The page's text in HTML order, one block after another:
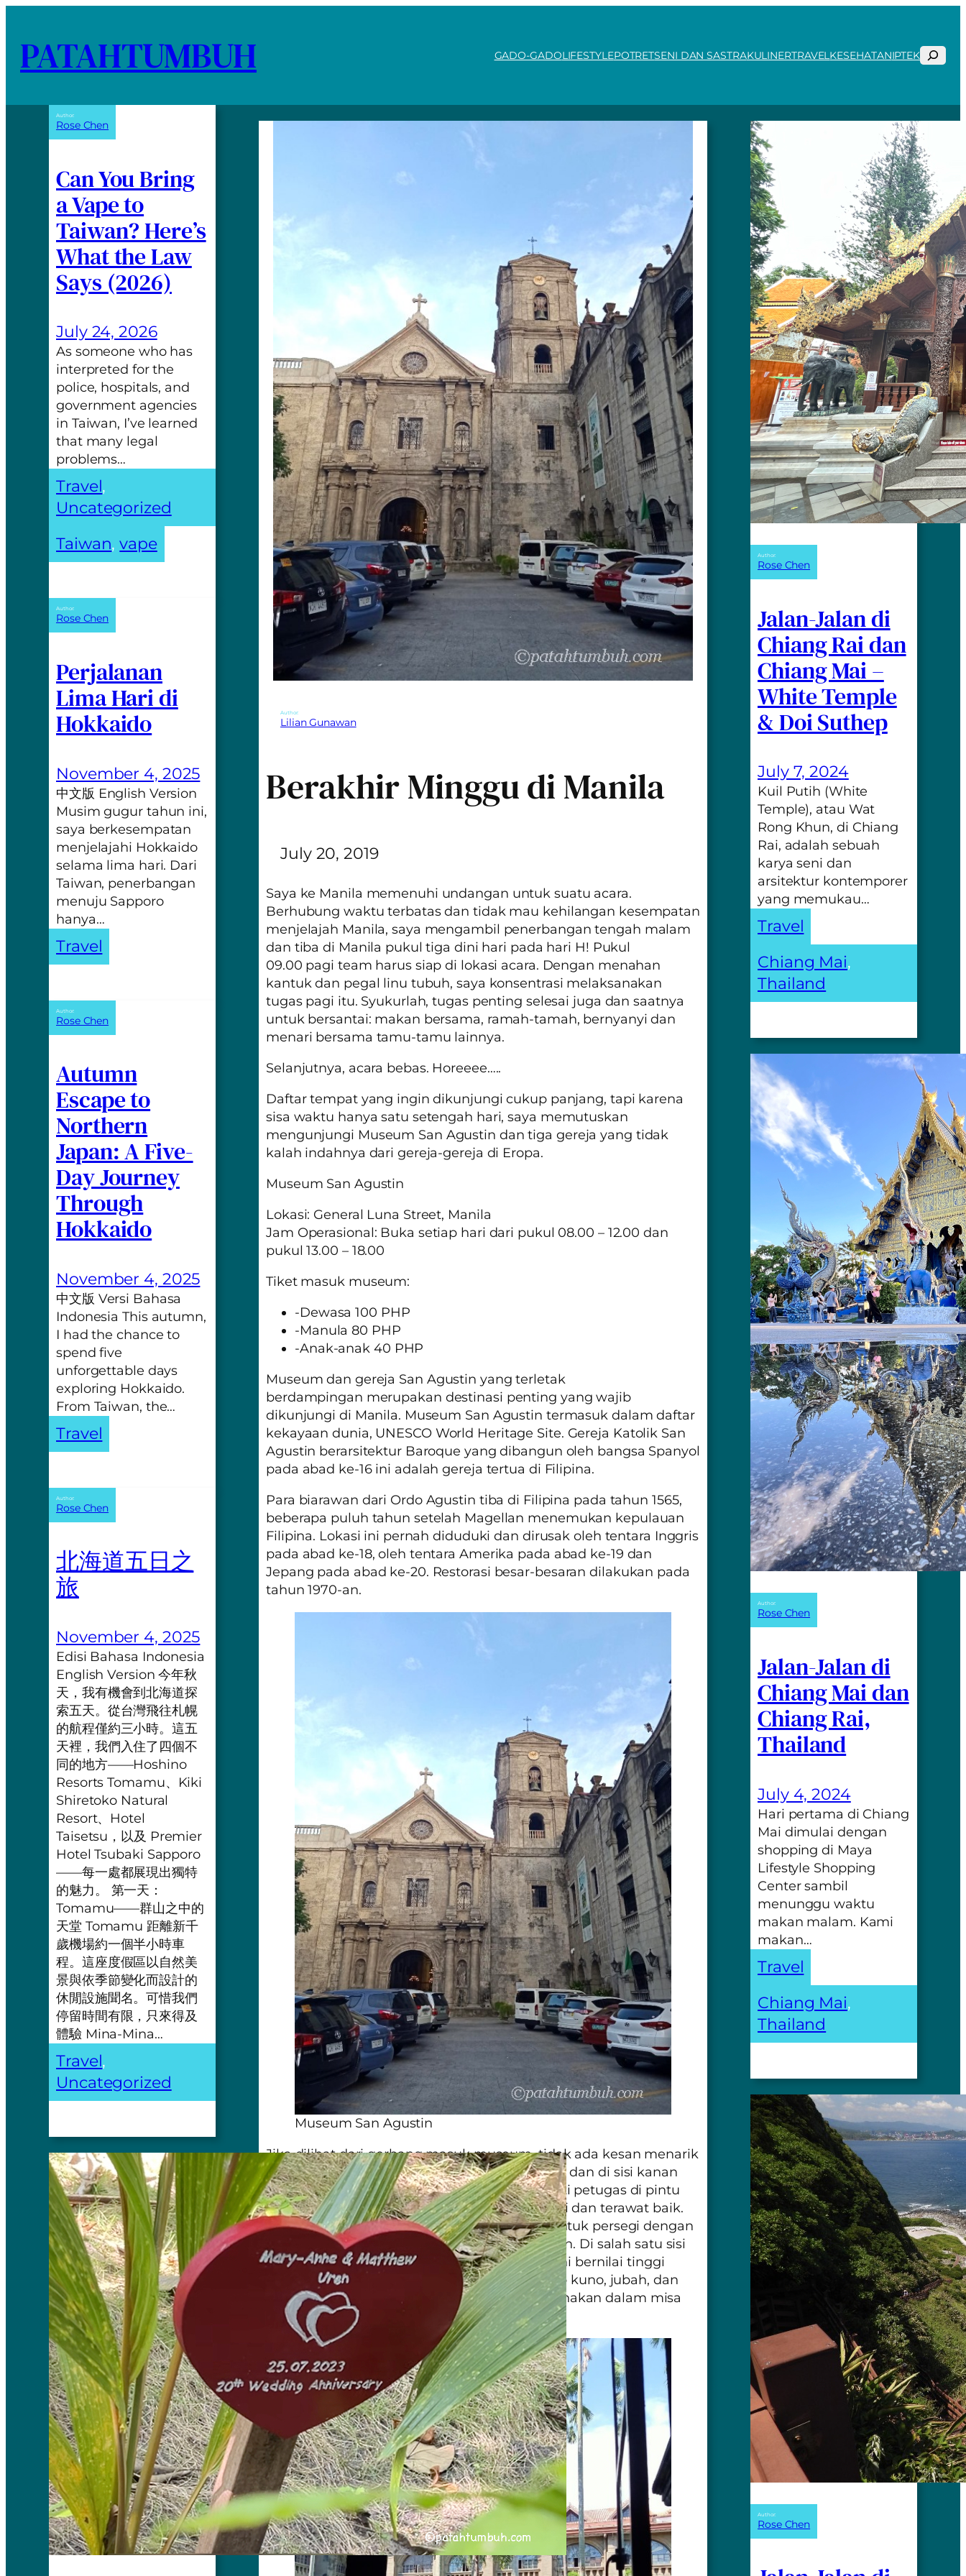
PATAHTUMBUH GADO-GADOLIFESTYLEPOTRETSENI DAN SASTRAKULINERTRAVELKESEHATANIPTEKSearch
Author:
Rose Chen
Can You Bring
a Vape to
Taiwan? Here’s
What the Law
Says (2026)
July 24, 2026
As someone who has
interpreted for the
police, hospitals, and
government agencies
in Taiwan, I’ve learned
that many legal
problems…
Travel
Uncategorized
Taiwan, vape
Author:
Rose Chen
Perjalanan
Lima Hari di
Hokkaido
November 4, 2025
中文版 English Version
Musim gugur tahun ini,
saya berkesempatan
menjelajahi Hokkaido
selama lima hari. Dari
Taiwan, penerbangan
menuju Sapporo
hanya…
Travel
Author:
Rose Chen
Autumn
Escape to
Northern
Japan: A Five-
Day Journey
Through
Hokkaido
November 4, 2025
中文版 Versi Bahasa
Indonesia This autumn,
I had the chance to
spend five
unforgettable days
exploring Hokkaido.
From Taiwan, the…
Travel
Author:
Rose Chen
北海道五日之
旅
November 4, 2025
Edisi Bahasa Indonesia
English Version 今年秋
天，我有機會到北海道探
索五天。從台灣飛往札幌
的航程僅約三小時。這五
天裡，我們入住了四個不
同的地方——Hoshino
Resorts Tomamu、Kiki
Shiretoko Natural
Resort、Hotel
Taisetsu，以及 Premier
Hotel Tsubaki Sapporo
——每一處都展現出獨特
的魅力。 第一天：
Tomamu——群山之中的
天堂 Tomamu 距離新千
歲機場約一個半小時車
程。這座度假區以自然美
景與依季節變化而設計的
休閒設施聞名。可惜我們
停留時間有限，只來得及
體驗 Mina-Mina…
Travel
Uncategorized
Author:
Lilian Gunawan
Berakhir Minggu di Manila
July 20, 2019
Saya ke Manila memenuhi undangan untuk suatu acara.
Berhubung waktu terbatas dan tidak mau kehilangan kesempatan
menjelajah Manila, saya mengambil penerbangan tengah malam
dan tiba di Manila pukul tiga dini hari pada hari H! Pukul
09.00 pagi team harus siap di lokasi acara. Dengan menahan
kantuk dan pegal linu tubuh, saya konsentrasi melaksanakan
tugas pagi itu. Syukurlah, tugas penting selesai juga dan saatnya
untuk bersantai: makan bersama, ramah-tamah, bernyanyi dan
menari bersama tamu-tamu lainnya.
Selanjutnya, acara bebas. Horeeee…..
Daftar tempat yang ingin dikunjungi cukup panjang, tapi karena
sisa waktu hanya satu setengah hari, saya memutuskan
mengunjungi Museum San Agustin dan tiga gereja yang tidak
kalah indahnya dari gereja-gereja di Eropa.
Museum San Agustin
Lokasi: General Luna Street, Manila
Jam Operasional: Buka setiap hari dari pukul 08.00 – 12.00 dan
pukul 13.00 – 18.00
Tiket masuk museum:
-Dewasa 100 PHP
-Manula 80 PHP
-Anak-anak 40 PHP
Museum dan gereja San Agustin yang terletak
berdampingan merupakan destinasi penting yang wajib
dikunjungi di Manila. Museum San Agustin termasuk dalam daftar
kekayaan dunia, UNESCO World Heritage Site. Gereja Katolik San
Agustin berarsitektur Baroque yang dibangun oleh bangsa Spanyol
pada abad ke-16 ini adalah gereja tertua di Filipina.
Para biarawan dari Ordo Agustin tiba di Filipina pada tahun 1565,
beberapa puluh tahun setelah Magellan menemukan kepulauan
Filipina. Lokasi ini pernah diduduki dan dirusak oleh tentara Inggris
pada abad ke-18, oleh tentara Amerika pada abad ke-19 dan
Jepang pada abad ke-20. Restorasi besar-besaran dilakukan pada
tahun 1970-an.
Museum San Agustin
Jika dilihat dari gerbang masuk museum, tidak ada kesan menarik
karena hanya ada loket penjualan tiket masuk dan di sisi kanan
ada toilet untuk pengunjung. Setelah melewati petugas di pintu
masuk, tampak ruangan yang luas, tertata rapi dan terawat baik.
Bangunan dalam terdiri dari dua lantai berbentuk persegi dengan
lorong/koridor di tiap sisi yang mengitari taman. Di salah satu sisi
ada bilik-bilik berisi relik dan benda-benda seni bernilai tinggi
seperti: patung kayu dan gading, lukisan, kitab kuno, jubah, dan
segala macam perlengkapan yang biasa digunakan dalam misa
syukur.
Author:
Rose Chen
Jalan-Jalan di
Chiang Rai dan
Chiang Mai –
White Temple
& Doi Suthep
July 7, 2024
Kuil Putih (White
Temple), atau Wat
Rong Khun, di Chiang
Rai, adalah sebuah
karya seni dan
arsitektur kontemporer
yang memukau…
Travel
Chiang Mai
Thailand
Author:
Rose Chen
Jalan-Jalan di
Chiang Mai dan
Chiang Rai,
Thailand
July 4, 2024
Hari pertama di Chiang
Mai dimulai dengan
shopping di Maya
Lifestyle Shopping
Center sambil
menunggu waktu
makan malam. Kami
makan…
Travel
Chiang Mai
Thailand
Author:
Rose Chen